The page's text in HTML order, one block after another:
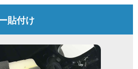
貼付け